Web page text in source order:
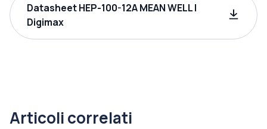
Datasheet HEP-100-12A MEAN WELL |
Digimax
Articoli correlati